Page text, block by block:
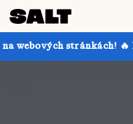
🔥 Klikněte pro